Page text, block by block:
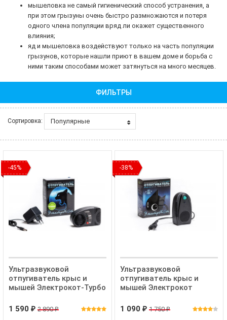
мышеловка не самый гигиенический способ устранения, а
при этом грызуны очень быстро размножаются и потеря
одного члена популяции вряд ли окажет существенного
влияния;
яд и мышеловка воздействуют только на часть популяции
грызунов, которые нашли приют в вашем доме и борьба с
ними таким способами может затянуться на много месяцев.
ФИЛЬТРЫ
Сортировка: Популярные
-45%
Ультразвуковой
отпугиватель крыс и
мышей Электрокот-Турбо
1 590 ₽ 2 890₽
-38%
Ультразвуковой
отпугиватель крыс и
мышей Электрокот
1 090 ₽ 1 750₽